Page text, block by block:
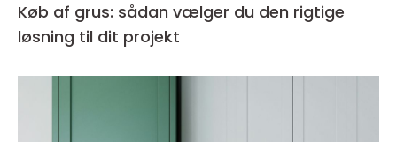
Køb af grus: sådan vælger du den rigtige
løsning til dit projekt